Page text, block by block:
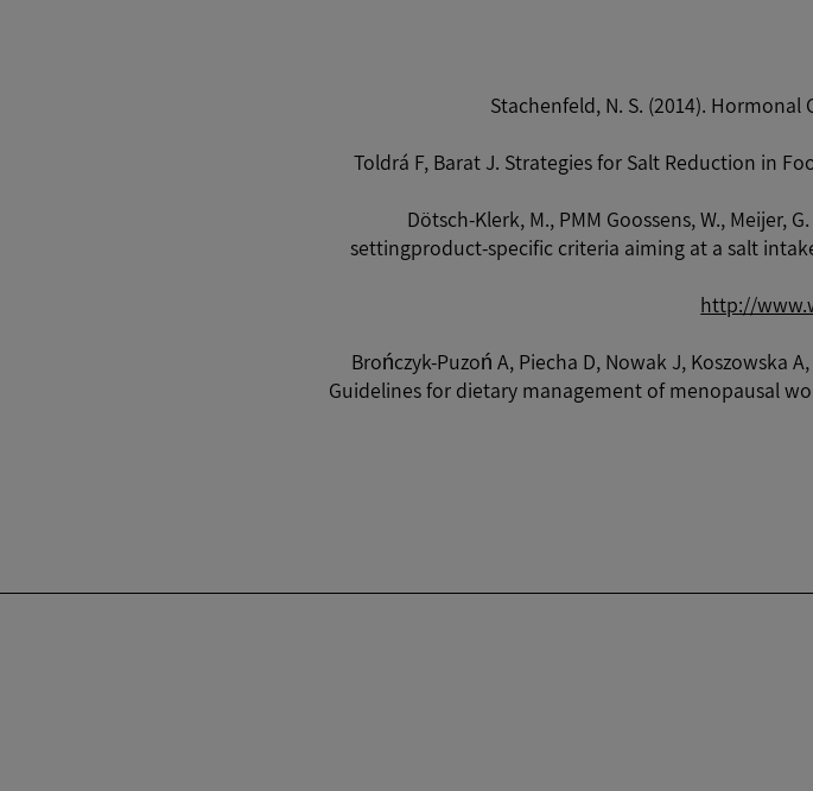
Stachenfeld, N. S. (2014).
Toldrá F, Barat J. Strategies for Salt Reduction in
Dötsch-Klerk, M., PMM Goossens, W., Meijer,
settingproduct-specific criteria aiming at a salt
http://
Brończyk-Puzoń A, Piecha D, Nowak J, Koszowska
Guidelines for dietary management of menopausal